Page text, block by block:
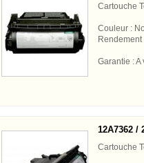
Cartouche
Couleur :
Garantie : A
12A7362 /
Cartouche